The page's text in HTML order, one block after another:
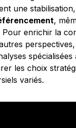
une
,
Pour enrichir la
les choix
variés.